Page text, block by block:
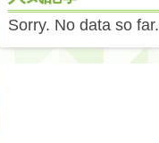
Sorry. No data so far.